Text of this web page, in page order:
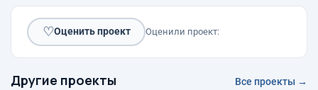
♡Оценить проект Оценили проект:
Другие проекты Все проекты →